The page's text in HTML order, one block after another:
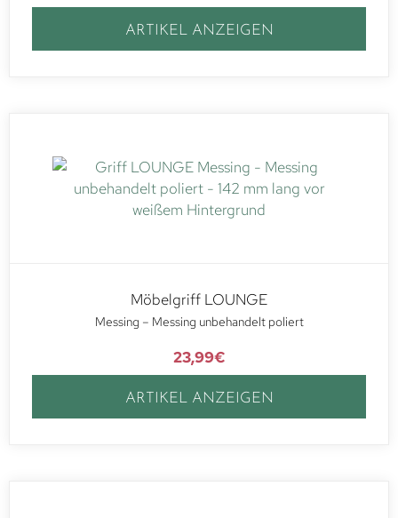
ARTIKEL ANZEIGEN
Möbelgriff LOUNGE
Messing – Messing unbehandelt poliert
23,99€
ARTIKEL ANZEIGEN